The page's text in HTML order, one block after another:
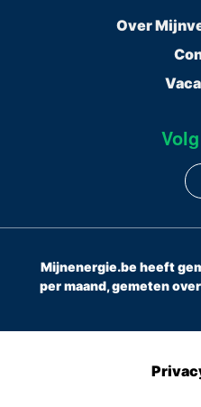
Over
Mijnenergie.be heeft
per maand, gemeten